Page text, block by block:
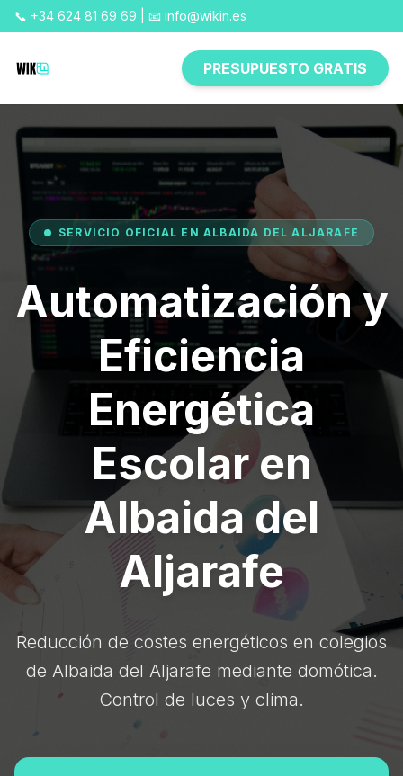
📞 +34 624 81 69 69 | 📧 info@wikin.es
PRESUPUESTO GRATIS
SERVICIO OFICIAL EN ALBAIDA DEL ALJARAFE
Automatización y
Eficiencia
Energética
Escolar en
Albaida del
Aljarafe
Reducción de costes energéticos en colegios
de Albaida del Aljarafe mediante domótica.
Control de luces y clima.